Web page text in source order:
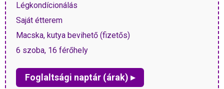
Légkondícionálás
Saját étterem
Macska, kutya bevihető (fizetős)
6 szoba, 16 férőhely
Foglaltsági naptár (árak) ▸